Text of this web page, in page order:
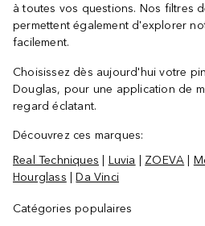
à toutes vos questions. Nos filtres
permettent également d'explorer
facilement.
Choisissez dès aujourd'hui votre
Douglas, pour une application de
regard éclatant.
Découvrez ces marques:
Real Techniques
Luvia ZOEVA
Hourglass |Da Vinci
Catégories populaires